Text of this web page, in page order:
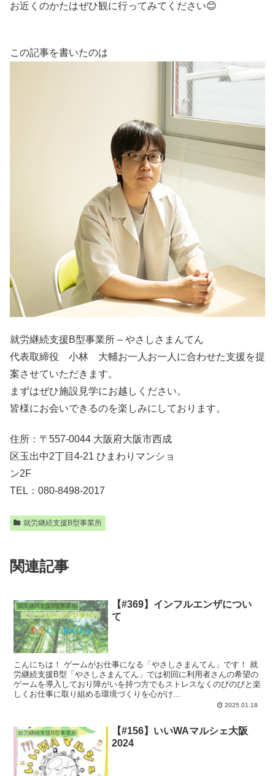
お近くのかたはぜひ観に行ってみてください😊
この記事を書いたのは
就労継続支援B型事業所 – やさしさまんてん
代表取締役 小林 大輔お一人お一人に合わせた支援を提
案させていただきます。
まずはぜひ施設見学にお越しください。
皆様にお会いできるのを楽しみにしております。
住所：〒557-0044 大阪府大阪市西成
区玉出中2丁目4-21 ひまわりマンショ
ン2F
TEL：080-8498-2017
就労継続支援B型事業所
関連記事
就労継続支援B型事業所
【#369】インフルエンザについ
て
こんにちは！ ゲームがお仕事になる「やさしさまんてん」です！ 就
労継続支援B型「やさしさまんてん」では初回に利用者さんの希望の
ゲームを導入しており障がいを持つ方でもストレスなくのびのびと楽
しくお仕事に取り組める環境づくりを心がけ...
2025.01.18
就労継続支援B型事業所
【#156】いいWAマルシェ大阪
2024